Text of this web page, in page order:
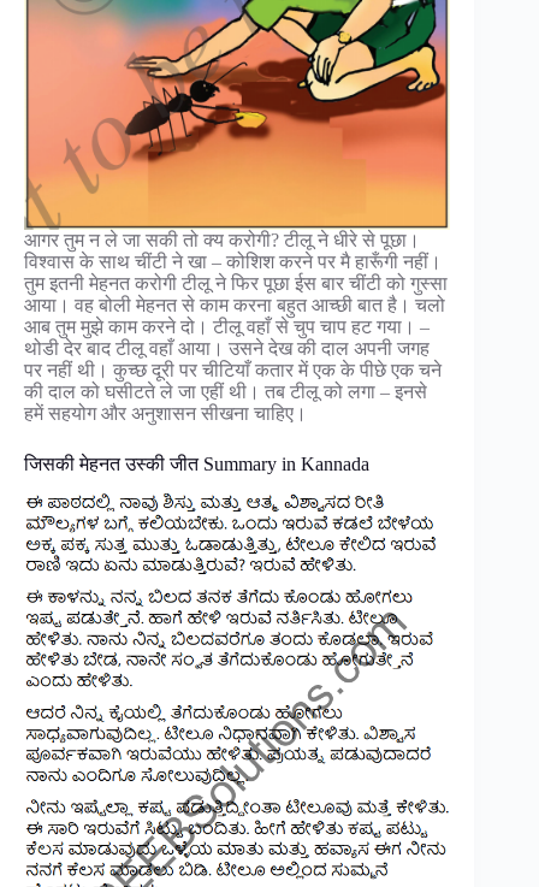
आगर तुम न ले जा सकी तो क्य करोगी? टीलू ने धीरे से पूछा।
विश्वास के साथ चींटी ने खा – कोशिश करने पर मै हारूँगी नहीं।
तुम इतनी मेहनत करोगी टीलू ने फिर पूछा ईस बार चींटी को गुस्सा
आया। वह बोली मेहनत से काम करना बहुत आच्छी बात है। चलो
आब तुम मुझे काम करने दो। टीलू वहाँ से चुप चाप हट गया। –
थोडी देर बाद टीलू वहाँ आया। उसने देख की दाल अपनी जगह
पर नहीं थी। कुच्छ दूरी पर चीटियाँ कतार में एक के पीछे एक चने
की दाल को घसीटते ले जा एहीं थी। तब टीलू को लगा – इनसे
हमें सहयोग और अनुशासन सीखना चाहिए।
जिसकी मेहनत उस्की जीत Summary in Kannada